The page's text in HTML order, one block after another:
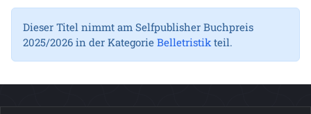
Dieser Titel nimmt am Selfpublisher Buchpreis
2025/2026 in der Kategorie Belletristikteil.